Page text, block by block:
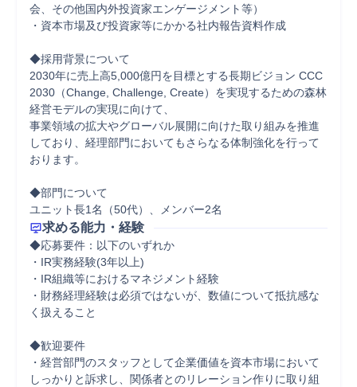
会、その他国内外投資家エンゲージメント等）
・資本市場及び投資家等にかかる社内報告資料作成
◆採用背景について
2030年に売上高5,000億円を目標とする長期ビジョン CCC
2030（Change, Challenge, Create）を実現するための森林
経営モデルの実現に向けて、
事業領域の拡大やグローバル展開に向けた取り組みを推進
しており、経理部門においてもさらなる体制強化を行って
おります。
◆部門について
ユニット長1名（50代）、メンバー2名
求める能力・経験
◆応募要件：以下のいずれか
・IR実務経験(3年以上)
・IR組織等におけるマネジメント経験
・財務経理経験は必須ではないが、数値について抵抗感な
く扱えること
◆歓迎要件
・経営部門のスタッフとして企業価値を資本市場において
しっかりと訴求し、関係者とのリレーション作りに取り組